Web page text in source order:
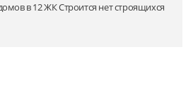
в 12 ЖК Строится нет строящихся